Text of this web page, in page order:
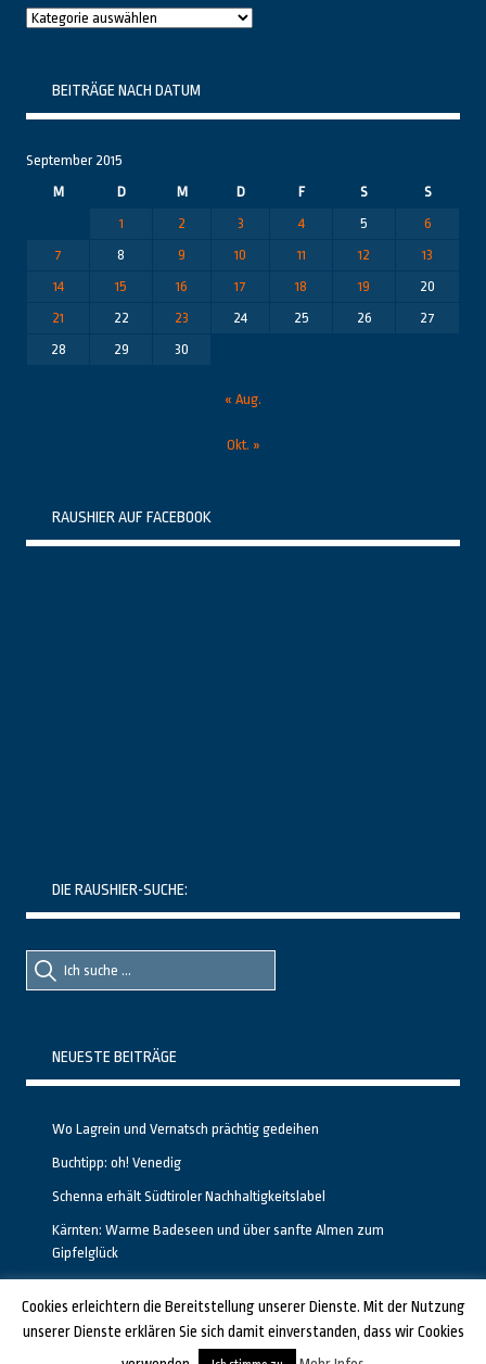
Raushier
BEITRÄGE NACH DATUM
September 2015
M
D M D F S
S
1
2 3 4 5
6
7
8 9 10 11 12
13
14
15 16 17 18 19
20
21
22 23 24 25 26
27
28
29 30
« Aug.
Okt. »
RAUSHIER AUF FACEBOOK
DIE RAUSHIER-SUCHE:
Suche
nach::
Suche
nach:
NEUESTE BEITRÄGE
Wo Lagrein und Vernatsch prächtig gedeihen
Buchtipp: oh! Venedig
Schenna erhält Südtiroler Nachhaltigkeitslabel
Kärnten: Warme Badeseen und über sanfte Almen zum
Gipfelglück
GESTALTET UND PROGRAMMIERT VON ALBERTO & FRANZ BEI LUCID.BERLIN
Cookies erleichtern die Bereitstellung unserer Dienste. Mit der Nutzung
unserer Dienste erklären Sie sich damit einverstanden, dass wir Cookies